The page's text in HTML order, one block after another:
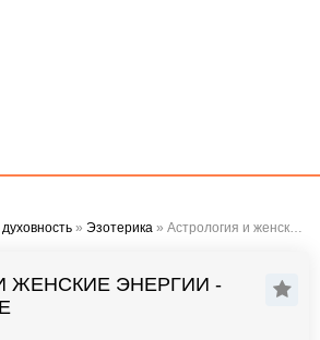
» Эзотерика » Астрология и женские энергии - Каролин Мойе
ЖЕНСКИЕ ЭНЕРГИИ -